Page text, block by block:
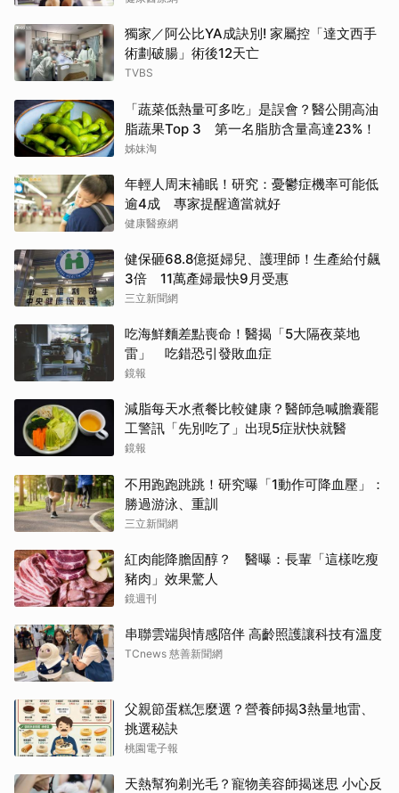
獨家／阿公比YA成訣別! 家屬控「達文西手
術劃破腸」術後12天亡
TVBS
「蔬菜低熱量可多吃」是誤會？醫公開高油
脂蔬果Top 3 第一名脂肪含量高達23%！
姊妹淘
年輕人周末補眠！研究：憂鬱症機率可能低
逾4成 專家提醒適當就好
健康醫療網
健保砸68.8億挺婦兒、護理師！生產給付飆
3倍 11萬產婦最快9月受惠
三立新聞網
吃海鮮麵差點喪命！醫揭「5大隔夜菜地
雷」 吃錯恐引發敗血症
鏡報
減脂每天水煮餐比較健康？醫師急喊膽囊罷
工警訊「先別吃了」出現5症狀快就醫
鏡報
不用跑跑跳跳！研究曝「1動作可降血壓」：
勝過游泳、重訓
三立新聞網
紅肉能降膽固醇？ 醫曝：長輩「這樣吃瘦
豬肉」效果驚人
鏡週刊
串聯雲端與情感陪伴 高齡照護讓科技有溫度
TCnews 慈善新聞網
父親節蛋糕怎麼選？營養師揭3熱量地雷、
挑選秘訣
桃園電子報
天熱幫狗剃光毛？寵物美容師揭迷思 小心反